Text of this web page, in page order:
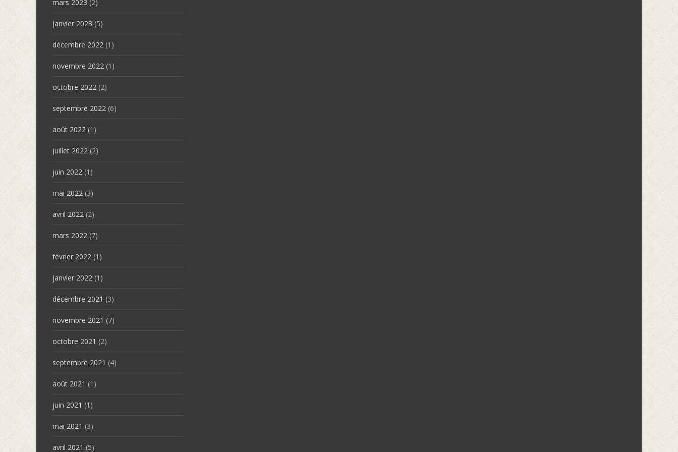
mars 2023 (2)
janvier 2023 (5)
décembre 2022 (1)
novembre 2022 (1)
octobre 2022 (2)
septembre 2022 (6)
août 2022 (1)
juillet 2022 (2)
juin 2022 (1)
mai 2022 (3)
avril 2022 (2)
mars 2022 (7)
février 2022 (1)
janvier 2022 (1)
décembre 2021 (3)
novembre 2021 (7)
octobre 2021 (2)
septembre 2021 (4)
août 2021 (1)
juin 2021 (1)
mai 2021 (3)
avril 2021 (5)